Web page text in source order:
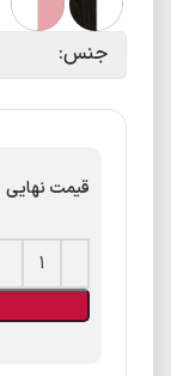
جنس:
قیمت نهایی